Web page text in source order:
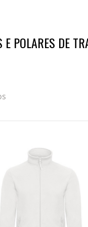
E POLARES DE